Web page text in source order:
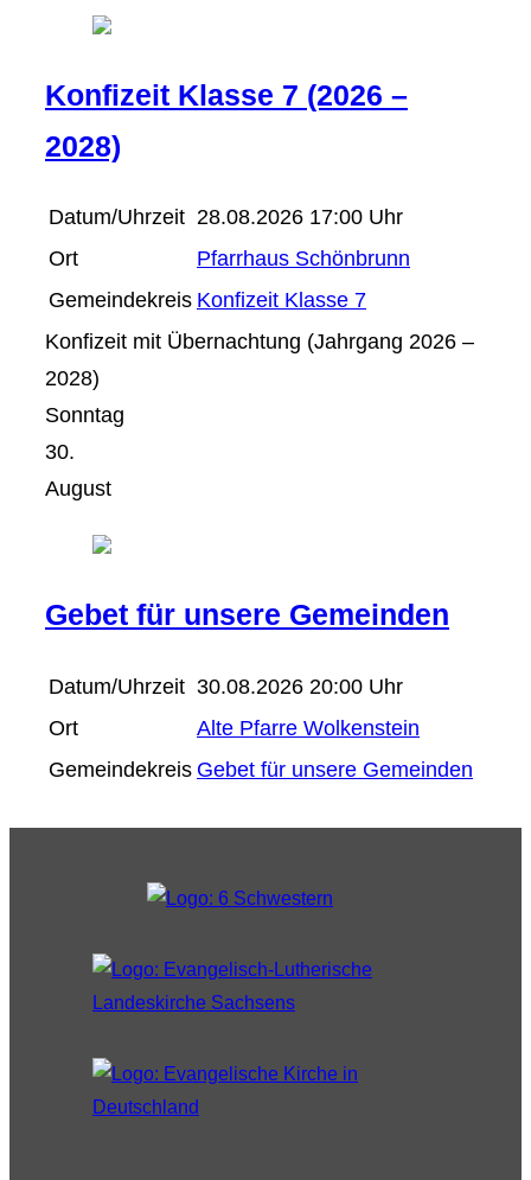
Konfizeit Klasse 7 (2026 –
2028)
Datum/Uhrzeit 28.08.2026 17:00 Uhr
Ort
Pfarrhaus Schönbrunn
Gemeindekreis Konfizeit Klasse 7
Konfizeit mit Übernachtung (Jahrgang 2026 –
2028)
Sonntag
30.
August
Gebet für unsere Gemeinden
Datum/Uhrzeit 30.08.2026 20:00 Uhr
Ort
Alte Pfarre Wolkenstein
Gemeindekreis Gebet für unsere Gemeinden